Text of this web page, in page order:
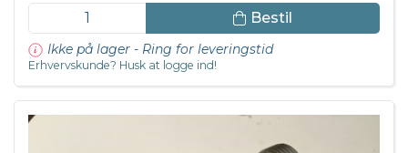
Bestil
Ikke på lager - Ring for leveringstid
Erhvervskunde? Husk at logge ind!